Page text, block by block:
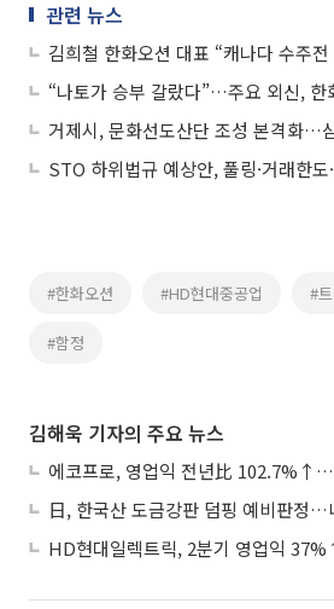
관련 뉴스
#한화오션 #HD현대중공업 #
#함정
김해욱 기자의 주요 뉴스